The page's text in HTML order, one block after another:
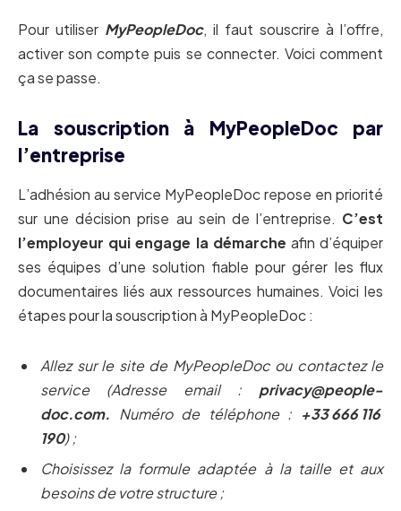
Pour utiliser MyPeopleDoc, il faut souscrire à l’offre,
activer son compte puis se connecter. Voici comment
ça se passe.
La souscription à MyPeopleDoc par
l’entreprise
L’adhésion au service MyPeopleDoc repose en priorité
sur une décision prise au sein de l’entreprise. C’est
l’employeur qui engage la démarche afin d’équiper
ses équipes d’une solution fiable pour gérer les flux
documentaires liés aux ressources humaines. Voici les
étapes pour la souscription à MyPeopleDoc :
Allez sur le site de MyPeopleDoc ou contactez le
service (Adresse email : privacy@people-
doc.com. Numéro de téléphone : +33 666 116
190) ;
Choisissez la formule adaptée à la taille et aux
besoins de votre structure ;